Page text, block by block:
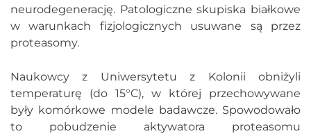
neurodegenerację. Patologiczne skupiska białkowe
w warunkach fizjologicznych usuwane są przez
proteasomy.
Naukowcy z Uniwersytetu z Kolonii obniżyli
temperaturę (do 15°C), w której przechowywane
były komórkowe modele badawcze. Spowodowało
to pobudzenie aktywatora proteasomu